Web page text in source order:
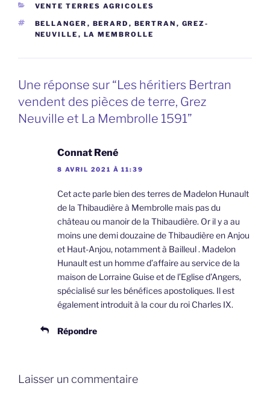
CATÉGORIES
VENTE TERRES AGRICOLES
ÉTIQUETTES
BELLANGER , BERARD , BERTRAN , GREZ-
NEUVILLE , LA MEMBROLLE
Une réponse sur “Les héritiers Bertran
vendent des pièces de terre, Grez
Neuville et La Membrolle 1591”
Connat René
8 AVRIL 2021 À 11:39
Cet acte parle bien des terres de Madelon Hunault
de la Thibaudière à Membrolle mais pas du
château ou manoir de la Thibaudière. Or il y a au
moins une demi douzaine de Thibaudière en Anjou
et Haut-Anjou, notamment à Bailleul . Madelon
Hunault est un homme d’affaire au service de la
maison de Lorraine Guise et de l’Eglise d’Angers,
spécialisé sur les bénéfices apostoliques. Il est
également introduit à la cour du roi Charles IX.
Répondre
Laisser un commentaire